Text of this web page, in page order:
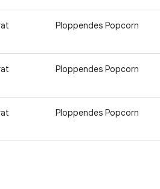
Ploppendes Popcorn
Ploppendes Popcorn
Ploppendes Popcorn